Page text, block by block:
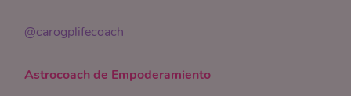
@carogplifecoach
Astrocoach de Empoderamiento